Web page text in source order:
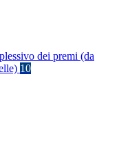
dei premi (da
10